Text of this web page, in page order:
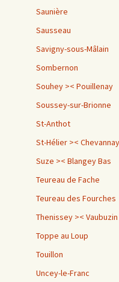
Saunière
Sausseau
Savigny-sous-Mâlain
Sombernon
Souhey >< Pouillenay
Soussey-sur-Brionne
St-Anthot
St-Hélier >< Chevannay
Suze >< Blangey Bas
Teureau de Fache
Teureau des Fourches
Thenissey >< Vaubuzin
Toppe au Loup
Touillon
Uncey-le-Franc